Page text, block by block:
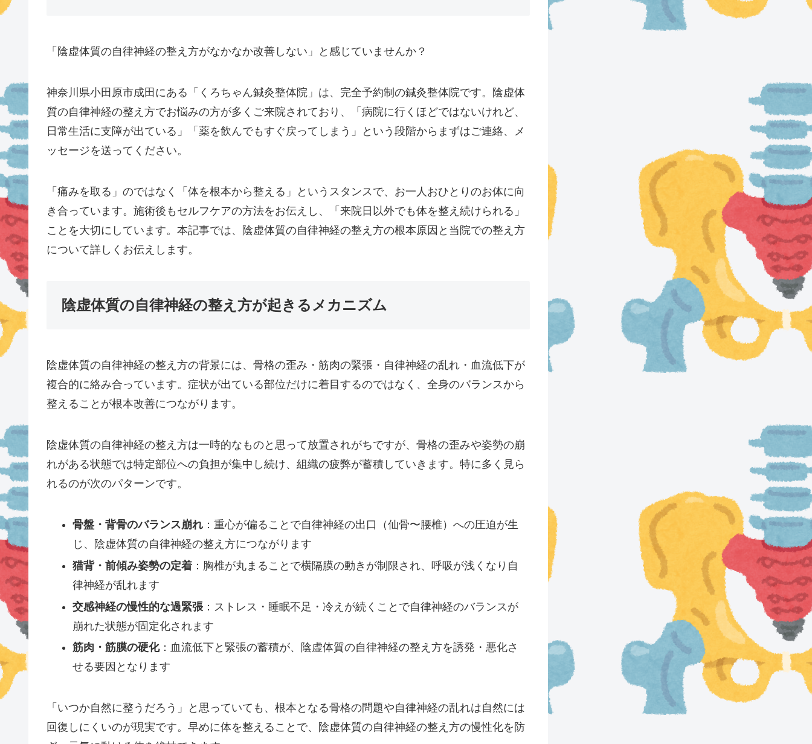
「陰虚体質の自律神経の整え方がなかなか改善しない」と感じていませんか？
神奈川県小田原市成田にある「くろちゃん鍼灸整体院」は、完全予約制の鍼灸整体院です。陰虚体
質の自律神経の整え方でお悩みの方が多くご来院されており、「病院に行くほどではないけれど、
日常生活に支障が出ている」「薬を飲んでもすぐ戻ってしまう」という段階からまずはご連絡、メ
ッセージを送ってください。
「痛みを取る」のではなく「体を根本から整える」というスタンスで、お一人おひとりのお体に向
き合っています。施術後もセルフケアの方法をお伝えし、「来院日以外でも体を整え続けられる」
ことを大切にしています。本記事では、陰虚体質の自律神経の整え方の根本原因と当院での整え方
について詳しくお伝えします。
陰虚体質の自律神経の整え方が起きるメカニズム
陰虚体質の自律神経の整え方の背景には、骨格の歪み・筋肉の緊張・自律神経の乱れ・血流低下が
複合的に絡み合っています。症状が出ている部位だけに着目するのではなく、全身のバランスから
整えることが根本改善につながります。
陰虚体質の自律神経の整え方は一時的なものと思って放置されがちですが、骨格の歪みや姿勢の崩
れがある状態では特定部位への負担が集中し続け、組織の疲弊が蓄積していきます。特に多く見ら
れるのが次のパターンです。
骨盤・背骨のバランス崩れ ：重心が偏ることで自律神経の出口（仙骨〜腰椎）への圧迫が生
じ、陰虚体質の自律神経の整え方につながります
猫背・前傾み姿勢の定着 ：胸椎が丸まることで横隔膜の動きが制限され、呼吸が浅くなり自
律神経が乱れます
交感神経の慢性的な過緊張 ：ストレス・睡眠不足・冷えが続くことで自律神経のバランスが
崩れた状態が固定化されます
筋肉・筋膜の硬化：血流低下と緊張の蓄積が、陰虚体質の自律神経の整え方を誘発・悪化さ
せる要因となります
「いつか自然に整うだろう」と思っていても、根本となる骨格の問題や自律神経の乱れは自然には
回復しにくいのが現実です。早めに体を整えることで、陰虚体質の自律神経の整え方の慢性化を防